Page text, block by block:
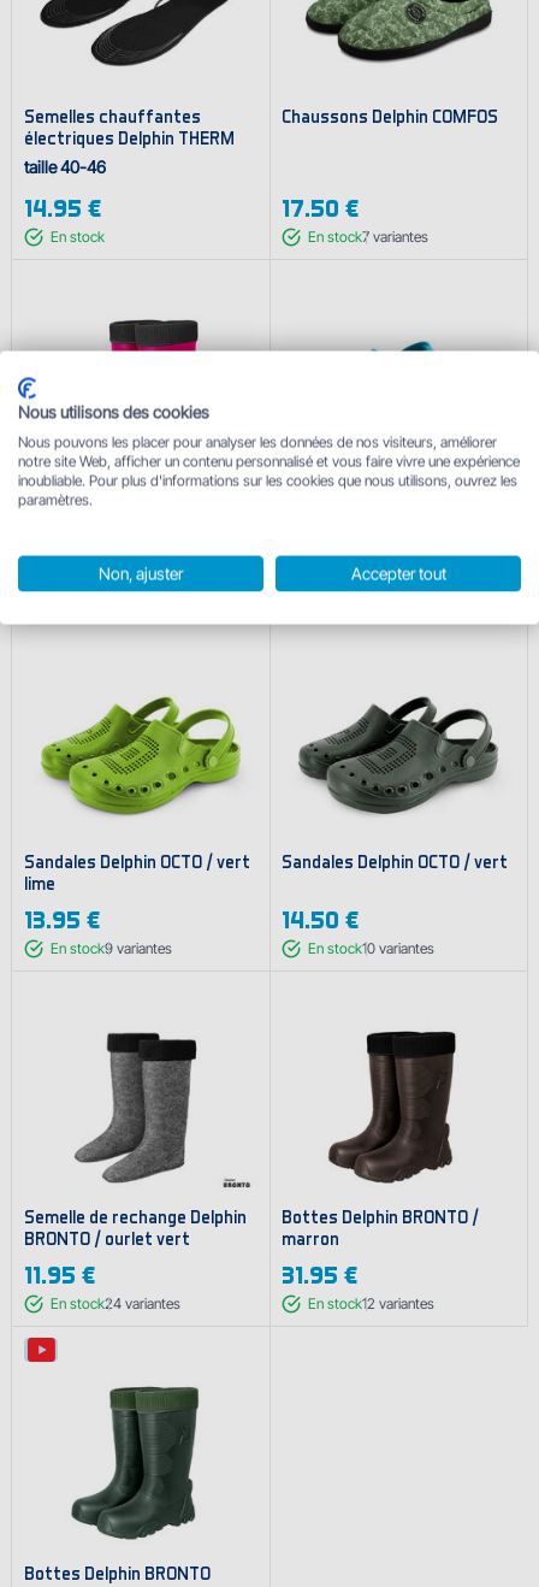
Semelles chauffantes
électriques Delphin THERM
taille 40-46
14.95 €
En stock
Chaussons Delphin COMFOS
17.50 €
En stock7 variantes
Bottes Delphin BRONTO
31.95 €
En stock5variantes
13.95 €
En stock10variantes
Sandales Delphin OCTO / vert
lime
13.95 €
En stock9 variantes
Sandales Delphin OCTO / vert
14.50 €
En stock10 variantes
Semelle de rechange Delphin
BRONTO / ourlet vert
11.95 €
En stock24 variantes
Bottes Delphin BRONTO /
marron
31.95 €
En stock12 variantes
Bottes Delphin BRONTO
Nous utilisons des cookies
Nous pouvons les placer pour analyser les données de nos visiteurs, améliorer
notre site Web, afficher un contenu personnalisé et vous faire vivre une expérience
inoubliable. Pour plus d'informations sur les cookies que nous utilisons, ouvrez les
paramètres.
Non, ajuster Accepter tout